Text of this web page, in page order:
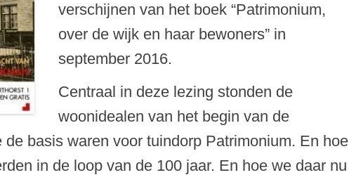
verschijnen van het boek “Patrimonium,
over de wijk en haar bewoners” in
september 2016.
Centraal in deze lezing stonden de
woonidealen van het begin van de
de basis waren voor tuindorp Patrimonium. En hoe
in de loop van de 100 jaar. En hoe we daar nu